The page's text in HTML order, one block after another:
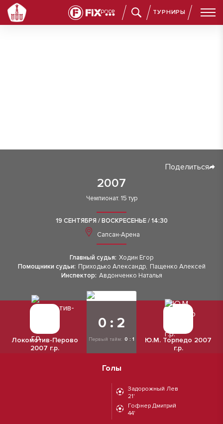
ТУРНИРЫ
2007
Поделиться
Чемпионат. 15 тур
19 СЕНТЯБРЯ / ВОСКРЕСЕНЬЕ / 14:30
Сапсан-Арена
Главный судья: Ходин Егор
Помощники судьи: Приходько Александр, Пащенко Алексей
Инспектор: Авдонченко Наталья
Локомотив-Перово
2007 г.р.
0 : 2
Первый тайм: 0 : 1
Ю.М. Торпедо 2007
г.р.
Голы
Задорожный Лев
21'
Гофнер Дмитрий
44'